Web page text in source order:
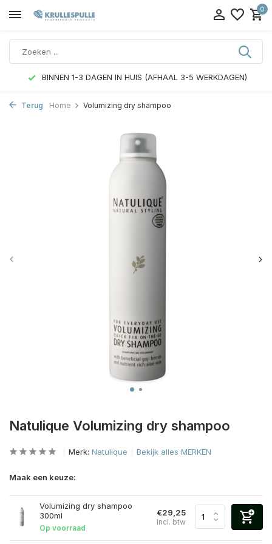
0
BINNEN 1-3 DAGEN IN HUIS (AFHAAL 3-5 WERKDAGEN)
Terug Home Volumizing dry shampoo
Natulique Volumizing dry shampoo
Merk: Natulique Bekijk alles MERKEN
Maak een keuze:
Volumizing dry shampoo
300ml
Op voorraad
€29,25
Incl. btw